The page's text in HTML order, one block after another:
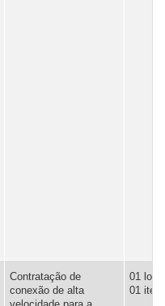
Contratação de
conexão de alta
01 lote,
01 item